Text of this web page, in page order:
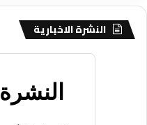
النشرة الاخبارية